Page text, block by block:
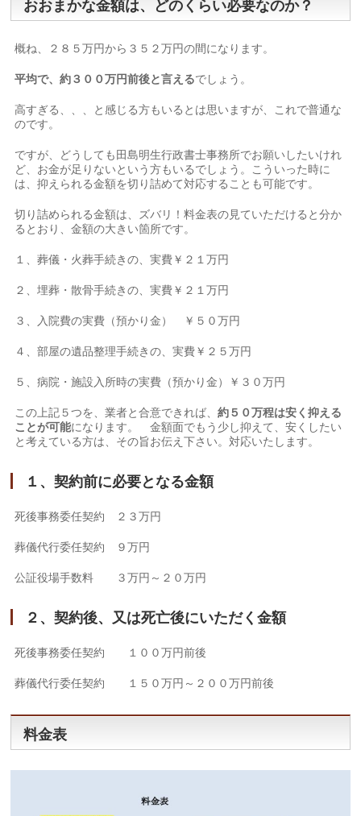
おおまかな金額は、どのくらい必要なのか？
概ね、２８５万円から３５２万円の間になります。
平均で、約３００万円前後と言えるでしょう。
高すぎる、、、と感じる方もいるとは思いますが、これで普通な
のです。
ですが、どうしても田島明生行政書士事務所でお願いしたいけれ
ど、お金が足りないという方もいるでしょう。こういった時に
は、抑えられる金額を切り詰めて対応することも可能です。
切り詰められる金額は、ズバリ！料金表の見ていただけると分か
るとおり、金額の大きい箇所です。
１、葬儀・火葬手続きの、実費￥２１万円
２、埋葬・散骨手続きの、実費￥２１万円
３、入院費の実費（預かり金） ￥５０万円
４、部屋の遺品整理手続きの、実費￥２５万円
５、病院・施設入所時の実費（預かり金）￥３０万円
この上記５つを、業者と合意できれば、約５０万程は安く抑える
ことが可能になります。 金額面でもう少し抑えて、安くしたい
と考えている方は、その旨お伝え下さい。対応いたします。
１、契約前に必要となる金額
死後事務委任契約 ２３万円
葬儀代行委任契約 ９万円
公証役場手数料 ３万円～２０万円
２、契約後、又は死亡後にいただく金額
死後事務委任契約 １００万円前後
葬儀代行委任契約 １５０万円～２００万円前後
料金表